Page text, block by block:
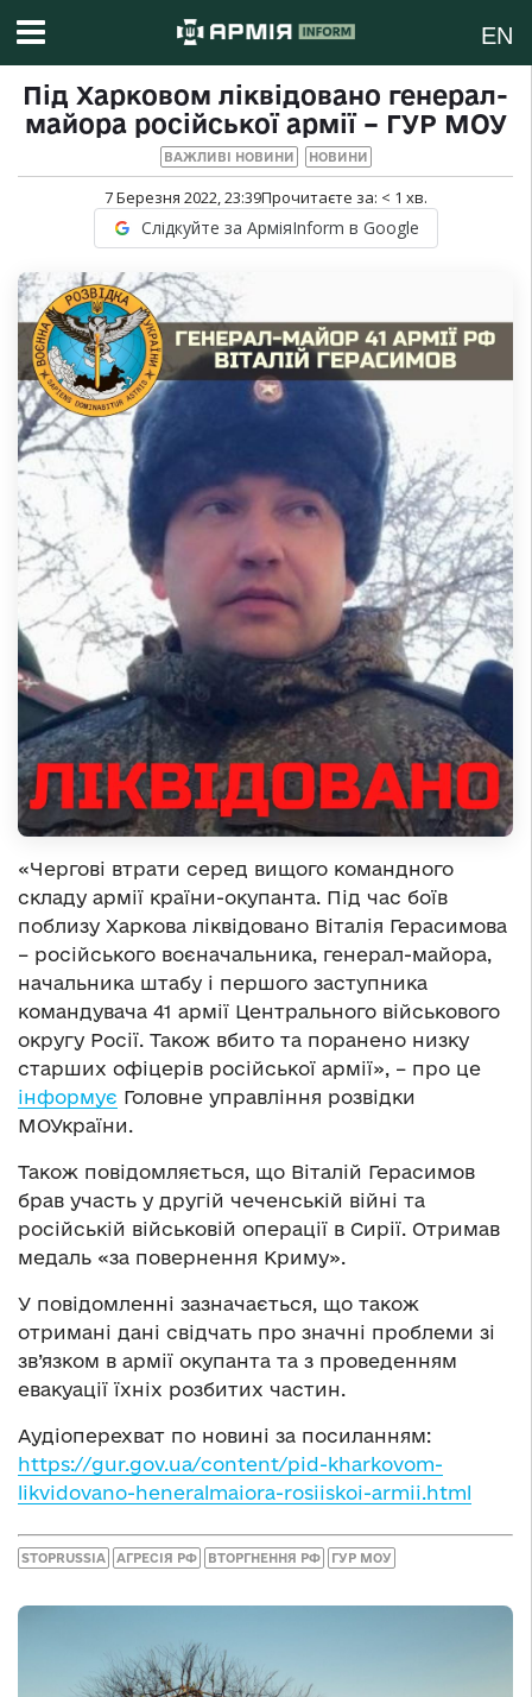
EN
Під Харковом ліквідовано генерал-
майора російської армії – ГУР МОУ
ВАЖЛИВІ НОВИНИ НОВИНИ
7 Березня 2022, 23:39Прочитаєте за: < 1 хв.
Слідкуйте за АрміяInform в Google
«Чергові втрати серед вищого командного
складу армії країни-окупанта. Під час боїв
поблизу Харкова ліквідовано Віталія Герасимова
– російського воєначальника, генерал-майора,
начальника штабу і першого заступника
командувача 41 армії Центрального військового
округу Росії. Також вбито та поранено низку
старших офіцерів російської армії», – про це
інформує Головне управління розвідки
МОУкраїни.
Також повідомляється, що Віталій Герасимов
брав участь у другій чеченській війні та
російській військовій операції в Сирії. Отримав
медаль «за повернення Криму».
У повідомленні зазначається, що також
отримані дані свідчать про значні проблеми зі
зв’язком в армії окупанта та з проведенням
евакуації їхніх розбитих частин.
Аудіоперехват по новині за посиланням:
https://gur.gov.ua/content/pid-kharkovom-
likvidovano-heneralmaiora-rosiiskoi-armii.html
STOPRUSSIA АГРЕСІЯ РФ ВТОРГНЕННЯ РФ ГУР МОУ